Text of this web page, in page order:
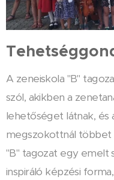
A zeneiskola "B"
szól, akikben a
lehetőséget látnak, és
megszokottnál többet
"B" tagozat egy emelt
inspiráló képzési